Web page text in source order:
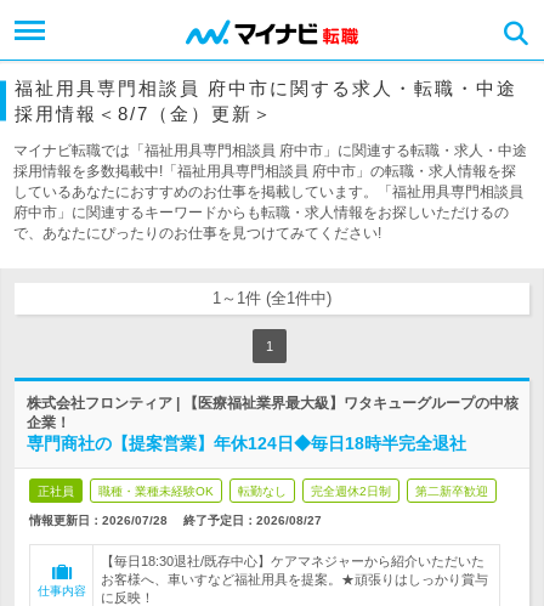
福祉用具専門相談員 府中市に関する求人・転職・中途
採用情報＜8/7（金）更新＞
マイナビ転職では「福祉用具専門相談員 府中市」に関連する転職・求人・中途
採用情報を多数掲載中!「福祉用具専門相談員 府中市」の転職・求人情報を探
しているあなたにおすすめのお仕事を掲載しています。「福祉用具専門相談員
府中市」に関連するキーワードからも転職・求人情報をお探しいただけるの
で、あなたにぴったりのお仕事を見つけてみてください!
1～1件 (全1件中)
1
株式会社フロンティア | 【医療福祉業界最大級】ワタキューグループの中核
企業！
専門商社の【提案営業】年休124日◆毎日18時半完全退社
正社員 職種・業種未経験OK 転勤なし 完全週休2日制 第二新卒歓迎
情報更新日：2026/07/28 終了予定日： 2026/08/27
仕事内容
【毎日18:30退社/既存中心】ケアマネジャーから紹介いただいた
お客様へ、車いすなど福祉用具を提案。★頑張りはしっかり賞与
に反映！